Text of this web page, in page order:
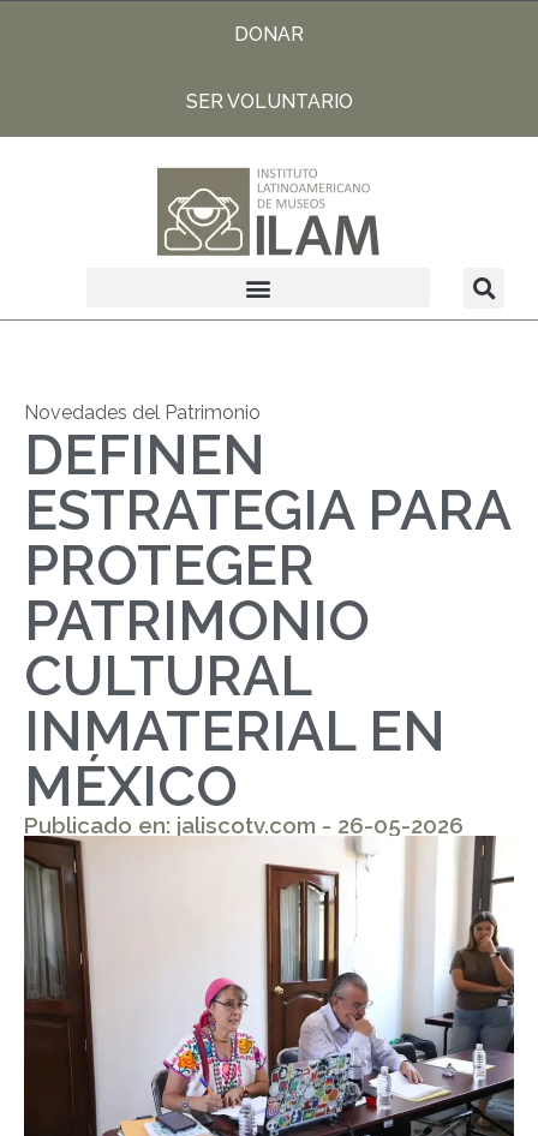
DONAR
SER VOLUNTARIO
Novedades del Patrimonio
DEFINEN
ESTRATEGIA PARA
PROTEGER
PATRIMONIO
CULTURAL
INMATERIAL EN
MÉXICO
Publicado en: jaliscotv.com - 26-05-2026